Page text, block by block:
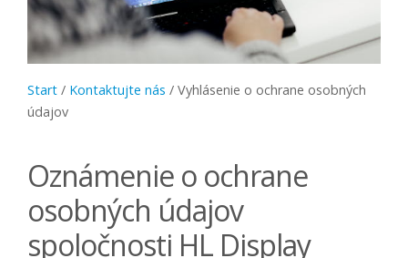
Start / Kontaktujte nás / Vyhlásenie o ochrane osobných
údajov
Oznámenie o ochrane
osobných údajov
spoločnosti HL Display